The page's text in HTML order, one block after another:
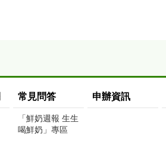
常見問答
「鮮奶週報 生生
喝鮮奶」專區
申辦資訊